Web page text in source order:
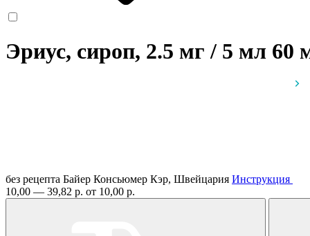
Эриус, сироп, 2.5 мг / 5 мл 60
без рецепта Байер Консьюмер Кэр, Швейцария Инструкция
10,00 — 39,82 р. от 10,00 р.